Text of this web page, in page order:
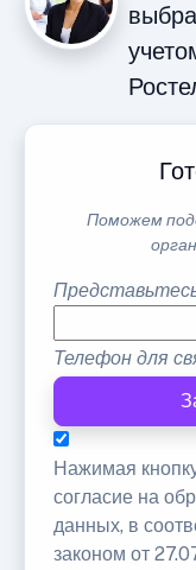
Поможем
Телефон для
Нажимая
согласие на
данных, в
законом от